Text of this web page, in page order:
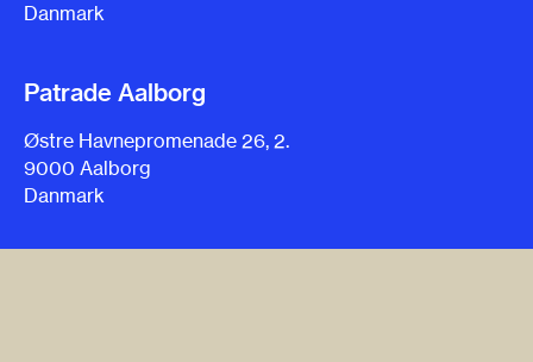
Danmark
Patrade Aalborg
Østre Havnepromenade 26, 2.
9000 Aalborg
Danmark